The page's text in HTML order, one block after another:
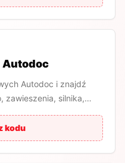
Autodoc
Autodoc i znajdź
zawieszenia, silnika,
kodu